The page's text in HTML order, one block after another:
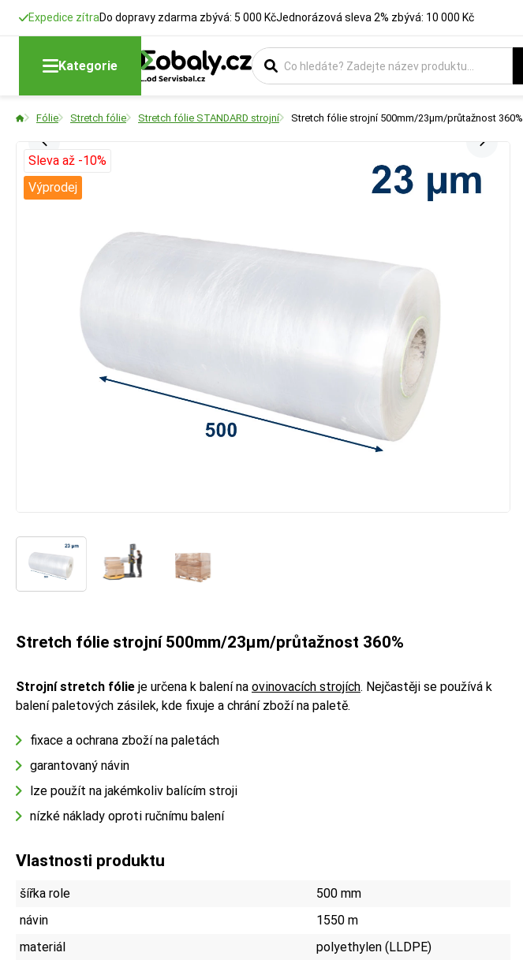
Expedice zítraDo dopravy zdarma zbývá: 5 000 KčJednorázová sleva 2% zbývá: 10 000 Kč
Kategorie
Fólie Stretch fólie Stretch fólie STANDARD strojní Stretch fólie strojní 500mm/23µm/průtažnost 360%
Sleva až -10%
Výprodej
Stretch fólie strojní 500mm/23µm/průtažnost 360%
Strojní stretch fólie je určena k balení na ovinovacích strojích. Nejčastěji se používá k
balení paletových zásilek, kde fixuje a chrání zboží na paletě.
fixace a ochrana zboží na paletách
garantovaný návin
lze použít na jakémkoliv balícím stroji
nízké náklady oproti ručnímu balení
Vlastnosti produktu
šířka role
500 mm
návin
1550 m
materiál
polyethylen (LLDPE)